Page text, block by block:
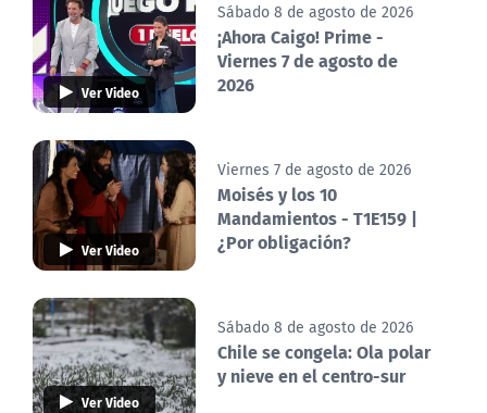
Ver Video
Sábado 8 de agosto de 2026
¡Ahora Caigo! Prime -
Viernes 7 de agosto de
2026
Ver Video
Viernes 7 de agosto de 2026
Moisés y los 10
Mandamientos - T1E159 |
¿Por obligación?
Ver Video
Sábado 8 de agosto de 2026
Chile se congela: Ola polar
y nieve en el centro-sur